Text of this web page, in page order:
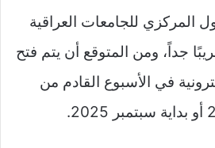
المركزي للجامعات العراقية
قريبًا جداً، ومن المتوقع أن يتم فتح
في الأسبوع القادم من